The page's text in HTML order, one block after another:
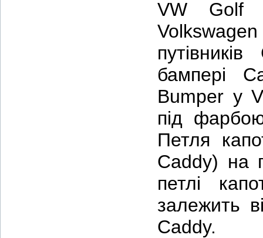
VW Golf
бампері
Bumper у
під
Петля
Caddy) на
петлі
залежить
Caddy.